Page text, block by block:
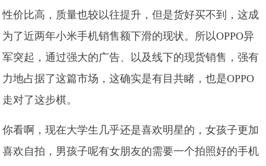
性价比高，质量也较以往提升，但是货好买不到，这成
为了近两年小米手机销售额下滑的现状。所以OPPO异
军突起，通过强大的广告、以及线下的现货销售，强有
力地占据了这篇市场，这确实是有目共睹，也是OPPO
走对了这步棋。
你看啊，现在大学生几乎还是喜欢明星的，女孩子更加
喜欢自拍，男孩子呢有女朋友的需要一个拍照好的手机